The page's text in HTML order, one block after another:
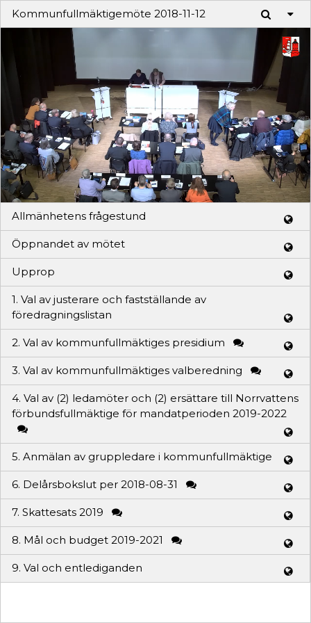
Kommunfullmäktigemöte 2018-11-12
Play
Video
Allmänhetens frågestund
Öppnandet av mötet
Upprop
1. Val av justerare och fastställande av
föredragningslistan
2. Val av kommunfullmäktiges presidium
3. Val av kommunfullmäktiges valberedning
4. Val av (2) ledamöter och (2) ersättare till Norrvattens
förbundsfullmäktige för mandatperioden 2019-2022
5. Anmälan av gruppledare i kommunfullmäktige
6. Delårsbokslut per 2018-08-31
7. Skattesats 2019
8. Mål och budget 2019-2021
9. Val och entlediganden